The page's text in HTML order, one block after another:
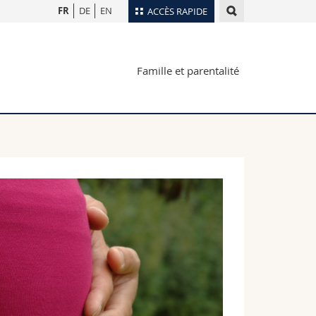
ACCÈS RAPIDE
Plan d'accès
Webmail
FR DE EN
Famille et parentalité